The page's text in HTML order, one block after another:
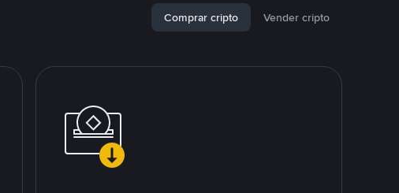
Comprar cripto Vender cripto